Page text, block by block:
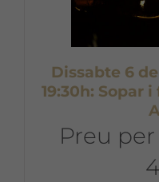
Dissabte 6
19:30h: Sopar
Preu